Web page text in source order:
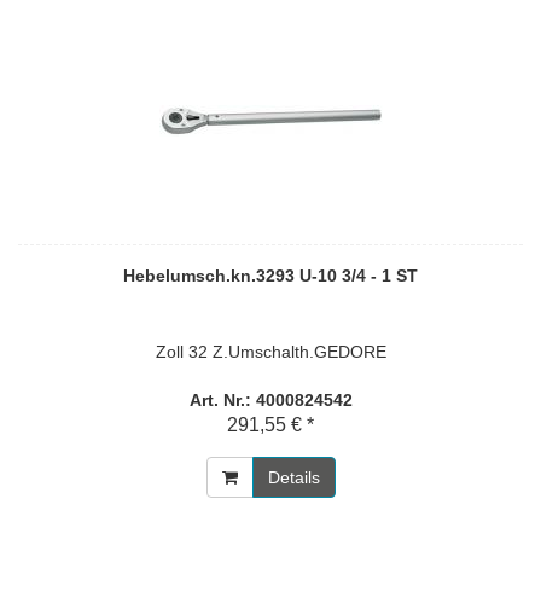
Hebelumsch.kn.3293 U-10 3/4 - 1 ST
Zoll 32 Z.Umschalth.GEDORE
Art. Nr.: 4000824542
291,55 € *
Details